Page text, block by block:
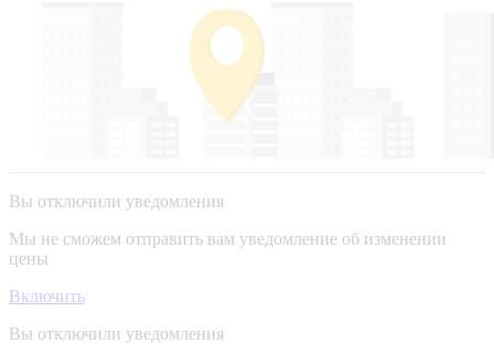
Вы отключили уведомления
Мы не сможем отправить вам уведомление об изменении
цены
Включить
Вы отключили уведомления